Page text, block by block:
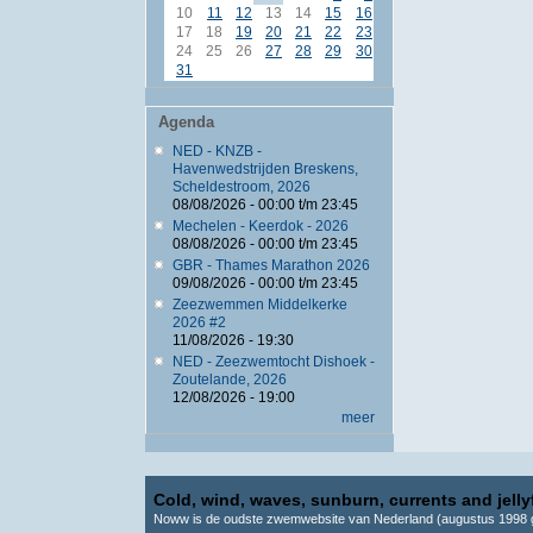
10
11 12 13 14 15
16
17
18 19 20 21 22
23
24
25 26 27 28 29
30
31
Agenda
NED - KNZB -
Havenwedstrijden Breskens,
Scheldestroom, 2026
08/08/2026 - 00:00t/m 23:45
Mechelen - Keerdok - 2026
08/08/2026 - 00:00t/m 23:45
GBR - Thames Marathon 2026
09/08/2026 - 00:00t/m 23:45
Zeezwemmen Middelkerke
2026 #2
11/08/2026 - 19:30
NED - Zeezwemtocht Dishoek -
Zoutelande, 2026
12/08/2026 - 19:00
meer
Cold, wind, waves, sunburn, currents and
Noww is de oudste zwemwebsite van Nederland (augustus 1998